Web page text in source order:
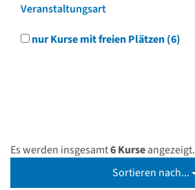
Veranstaltungsart
nur Kurse mit freien Plätzen(6)
Es werden insgesamt6 Kurseangezeigt.
Sortieren nach...